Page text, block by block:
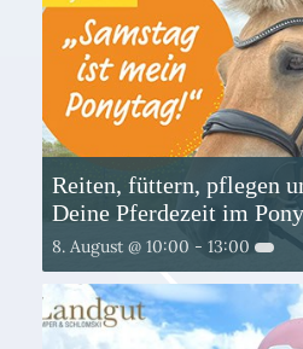
Reiten, füttern, pflegen
Deine Pferdezeit im
8. August @ 10:00 - 13:00